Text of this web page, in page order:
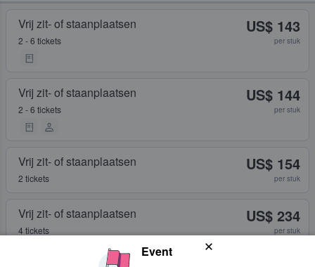
Vrij zit- of staanplaatsen
2 - 6 tickets
US$ 143
per stuk
Vrij zit- of staanplaatsen
2 - 6 tickets
US$ 144
per stuk
Vrij zit- of staanplaatsen
2 tickets
US$ 154
per stuk
Vrij zit- of staanplaatsen
4 tickets
US$ 234
per stuk
Event